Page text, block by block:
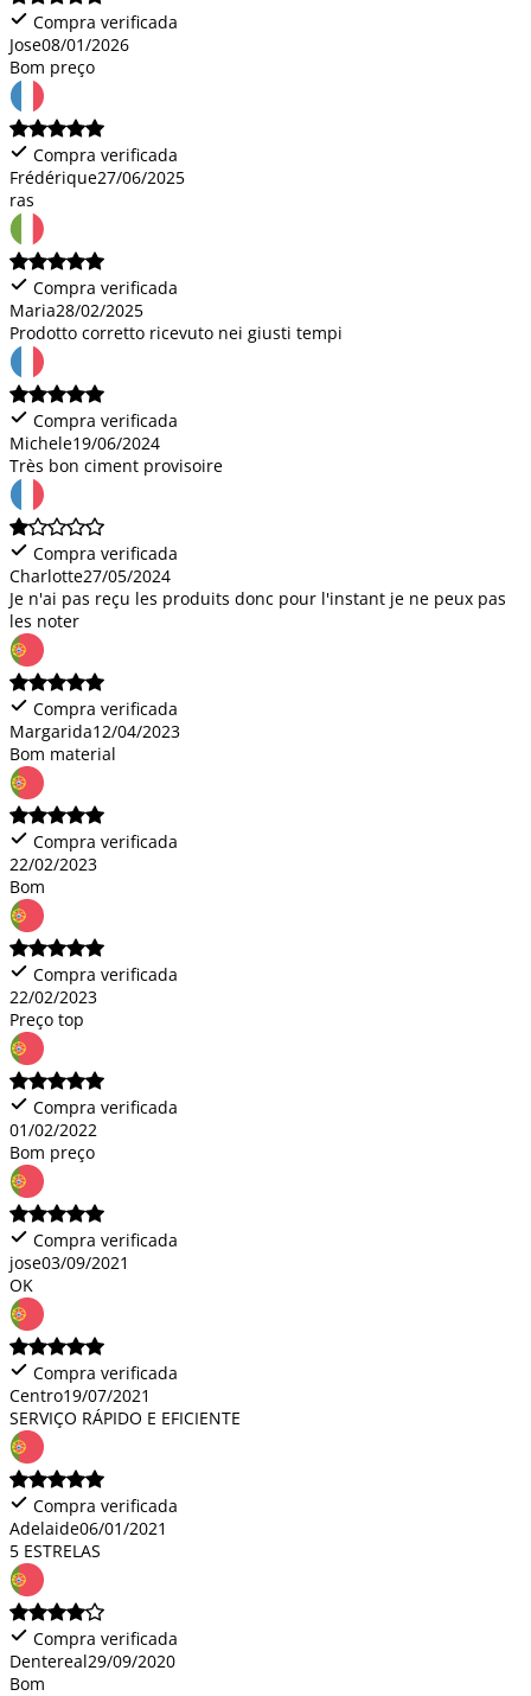
Compra verificada
Jose08/01/2026
Bom preço
Compra verificada
Frédérique27/06/2025
ras
Compra verificada
Maria28/02/2025
Prodotto corretto ricevuto nei giusti tempi
Compra verificada
Michele19/06/2024
Très bon ciment provisoire
Compra verificada
Charlotte27/05/2024
Je n'ai pas reçu les produits donc pour l'instant je ne peux pas
les noter
Compra verificada
Margarida12/04/2023
Bom material
Compra verificada
22/02/2023
Bom
Compra verificada
22/02/2023
Preço top
Compra verificada
01/02/2022
Bom preço
Compra verificada
jose03/09/2021
OK
Compra verificada
Centro19/07/2021
SERVIÇO RÁPIDO E EFICIENTE
Compra verificada
Adelaide06/01/2021
5 ESTRELAS
Compra verificada
Dentereal29/09/2020
Bom